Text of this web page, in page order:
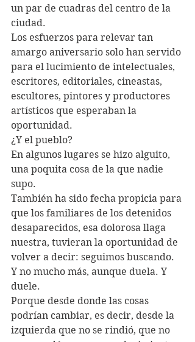
un par de cuadras del centro de la
ciudad.
Los esfuerzos para relevar tan
amargo aniversario solo han servido
para el lucimiento de intelectuales,
escritores, editoriales, cineastas,
escultores, pintores y productores
artísticos que esperaban la
oportunidad.
¿Y el pueblo?
En algunos lugares se hizo alguito,
una poquita cosa de la que nadie
supo.
También ha sido fecha propicia para
que los familiares de los detenidos
desaparecidos, esa dolorosa llaga
nuestra, tuvieran la oportunidad de
volver a decir: seguimos buscando.
Y no mucho más, aunque duela. Y
duele.
Porque desde donde las cosas
podrían cambiar, es decir, desde la
izquierda que no se rindió, que no